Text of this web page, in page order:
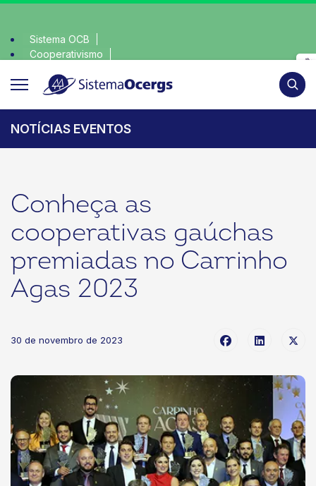
Sistema OCB
Cooperativismo
NOTÍCIAS EVENTOS
Conheça as
cooperativas gaúchas
premiadas no Carrinho
Agas 2023
30 de novembro de 2023